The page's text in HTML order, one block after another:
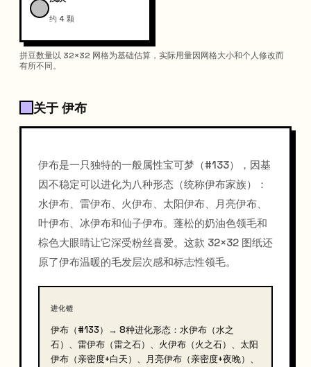
约 4 颗
拼豆数量以 32×32 网格为基础估算，实际用量因网格大小和个人修改而
有所不同。
关于 伊布
伊布是一只独特的一般属性宝可梦（#133），因基
因不稳定可以进化为八种形态（统称伊布家族）：
水伊布、雷伊布、火伊布、太阳伊布、月亮伊布、
叶伊布、冰伊布和仙子伊布。蓬松的奶油色领毛和
棕色大眼睛让它深受粉丝喜爱。这款 32×32 图纸还
原了伊布温暖的毛发层次感和标志性领毛。
进化链
伊布（#133）→ 8种进化形态：水伊布（水之
石）、雷伊布（雷之石）、火伊布（火之石）、太阳
伊布（亲密度+白天）、月亮伊布（亲密度+夜晚）、